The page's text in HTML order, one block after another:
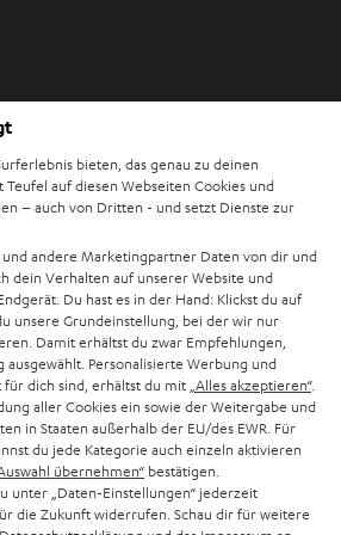
bieten, das genau zu deinen
Teufel auf diesen Webseiten Cookies und
– auch von Dritten - und setzt Dienste zur
andere Marketingpartner Daten von dir und
dein Verhalten auf unserer Website und
Du hast es in der Hand: Klickst du auf
unsere Grundeinstellung, bei der wir nur
Damit erhältst du zwar Empfehlungen,
Personalisierte Werbung und
dich sind, erhältst du mit „Alles akzeptieren“.
aller Cookies ein sowie der Weitergabe und
in Staaten außerhalb der EU/des EWR. Für
du jede Kategorie auch einzeln aktivieren
übernehmen“ bestätigen.
unter „Daten-Einstellungen“ jederzeit
die Zukunft widerrufen. Schau dir für weitere